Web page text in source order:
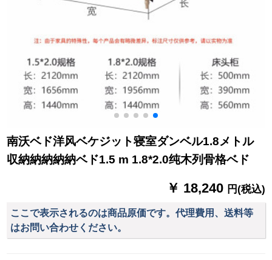
南沃ベド洋风ベケジット寝室ダンベル1.8メトル
収納納納納納ベド1.5 m 1.8*2.0纯木列骨格ベド
￥ 18,240 円(税込)
ここで表示されるのは商品原価です。代理費用、送料等
はお問い合わせください。